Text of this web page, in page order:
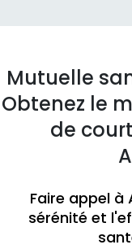
Mutuelle
Obtenez le
de
Faire appel à
sérénité et